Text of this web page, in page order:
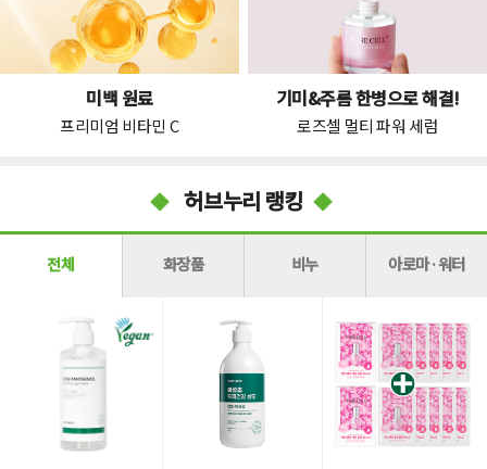
미백 원료
프리미엄 비타민 C
기미&주름 한병으로 해결!
로즈셀 멀티 파워 세럼
허브누리 랭킹
전체 화장품 비누 아로마·워터